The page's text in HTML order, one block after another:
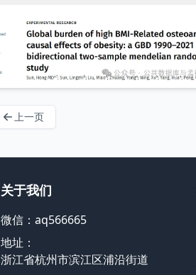
上一页
关于我们
微信：aq566665
地址：
浙江省杭州市滨江区浦沿街道